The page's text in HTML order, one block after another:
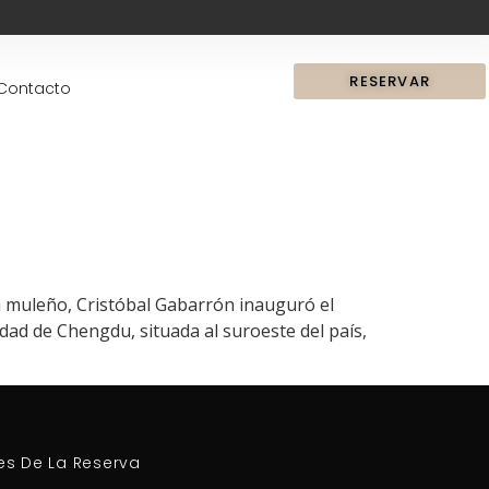
RESERVAR
Cristóbal Gabarrón inauguró el
de Chengdu, situada al suroeste del país,
De La Reserva